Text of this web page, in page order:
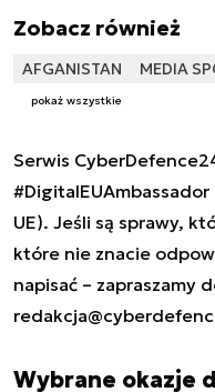
Zobacz również
AFGANISTAN MEDIA
pokaż wszystkie
Serwis
UE). Jeśli są sprawy,
które nie znacie
napisać – zapraszamy
Wybrane okazje